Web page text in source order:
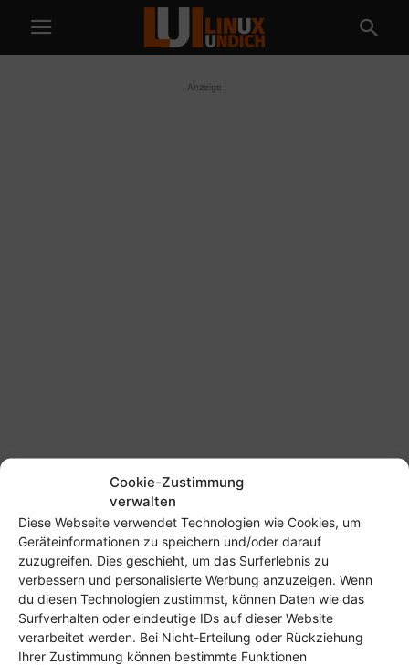
Cookie-Zustimmung
verwalten
Diese Webseite verwendet Technologien wie Cookies, um
Geräteinformationen zu speichern und/oder darauf
zuzugreifen. Dies geschieht, um das Surferlebnis zu
verbessern und personalisierte Werbung anzuzeigen. Wenn
du diesen Technologien zustimmst, können Daten wie das
Surfverhalten oder eindeutige IDs auf dieser Website
verarbeitet werden. Bei Nicht-Erteilung oder Rückziehung
Ihrer Zustimmung können bestimmte Funktionen
Anzeige
Start Schlagworte Waldorf
Waldorf
Crunchbang Linux Waldorf auf
Basis von Debian Wheezy
Christoph Langner - 16. November 2012